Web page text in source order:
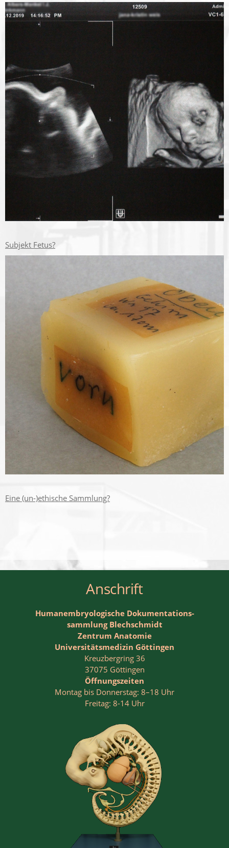
Subjekt Fetus?
Eine (un-)ethische Sammlung?
Anschrift
Humanembryologische Dokumentations-
sammlung Blechschmidt
Zentrum Anatomie
Universitätsmedizin Göttingen
Kreuzbergring 36
37075 Göttingen
Öffnungszeiten
Montag bis Donnerstag: 8–18 Uhr
Freitag: 8-14 Uhr